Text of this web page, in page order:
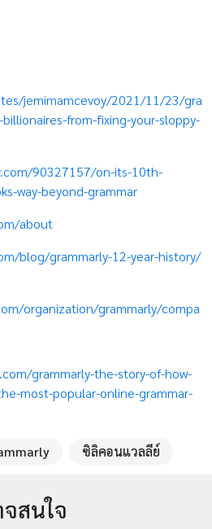
jemimamcevoy/2021/11/23/gra
from-fixing-your-sloppy-
90327157/on-its-10th-
way-beyond-grammar
about
blog/grammarly-12-year-history/
organization/grammarly/compa
grammarly-the-story-of-how-
most-popular-online-grammar-
ซิลิคอนแวลลีย์
สนใจ